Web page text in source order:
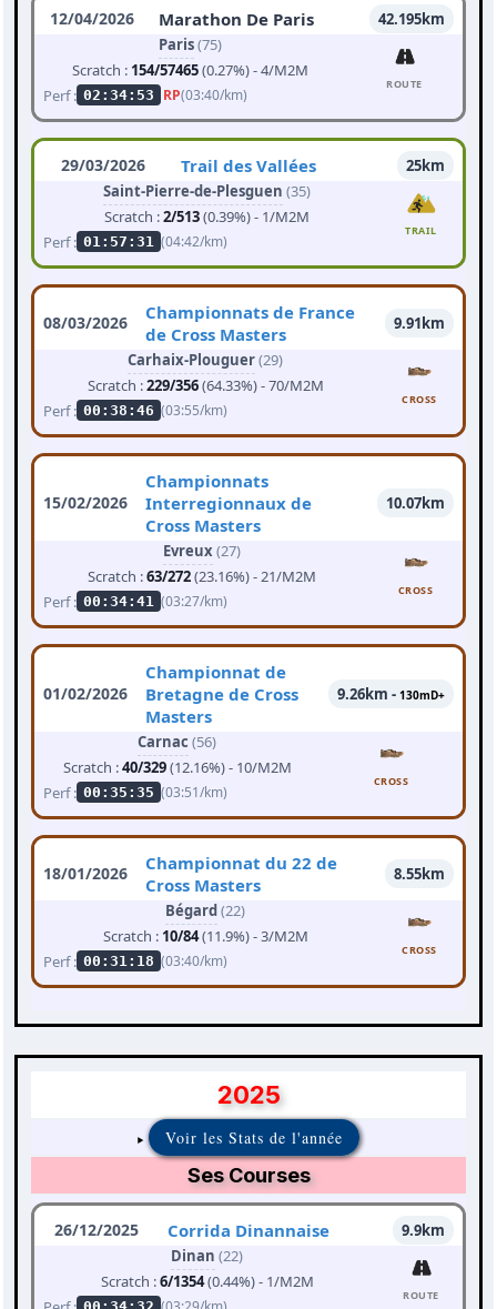
12/04/2026 Marathon De Paris
42.195km
Paris(75)
Scratch : 154/57465(0.27%) - 4/M2M
Perf : 02:34:53 RP(03:40/km)
ROUTE
29/03/2026 Trail des Vallées
25km
Saint-Pierre-de-Plesguen (35)
Scratch :2/513(0.39%) - 1/M2M
Perf : 01:57:31 (04:42/km)
TRAIL
08/03/2026
Championnats de France
de Cross Masters
9.91km
Carhaix-Plouguer(29)
Scratch :229/356(64.33%) - 70/M2M
Perf : 00:38:46 (03:55/km)
CROSS
15/02/2026
Championnats
Interregionnaux de
Cross Masters
10.07km
Evreux(27)
Scratch :63/272(23.16%) - 21/M2M
Perf : 00:34:41 (03:27/km)
CROSS
01/02/2026
Championnat de
Bretagne de Cross
Masters
9.26km - 130mD+
Carnac (56)
Scratch :40/329(12.16%) - 10/M2M
Perf : 00:35:35 (03:51/km)
CROSS
18/01/2026
Championnat du 22 de
Cross Masters
8.55km
Bégard(22)
Scratch : 10/84(11.9%) - 3/M2M
Perf : 00:31:18 (03:40/km)
CROSS
2025
Voir les Stats de l'année
Ses Courses
26/12/2025 Corrida Dinannaise
9.9km
Dinan (22)
Scratch :6/1354(0.44%) - 1/M2M
ROUTE